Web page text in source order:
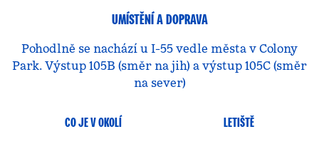
UMÍSTĚNÍ A DOPRAVA
Pohodlně se nachází u I-55 vedle města v Colony
Park. Výstup 105B (směr na jih) a výstup 105C (směr
na sever)
CO JE V OKOLÍ LETIŠTĚ